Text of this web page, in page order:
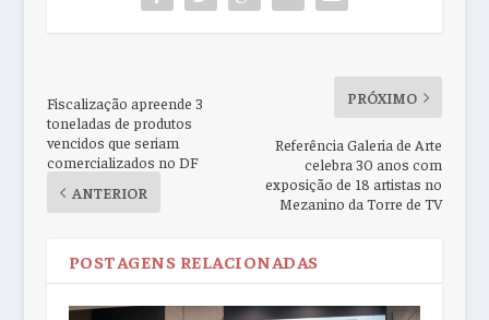
Fiscalização apreende 3
toneladas de produtos
vencidos que seriam
comercializados no DF
ANTERIOR
PRÓXIMO
Referência Galeria de Arte
celebra 30 anos com
exposição de 18 artistas no
Mezanino da Torre de TV
POSTAGENS RELACIONADAS